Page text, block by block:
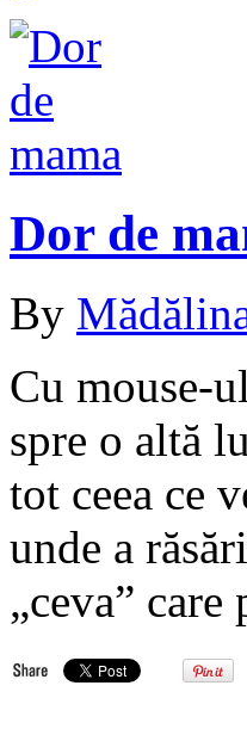
Dor de
By
Cu mouse-
spre o altă
tot ceea ce
unde a
„ceva”